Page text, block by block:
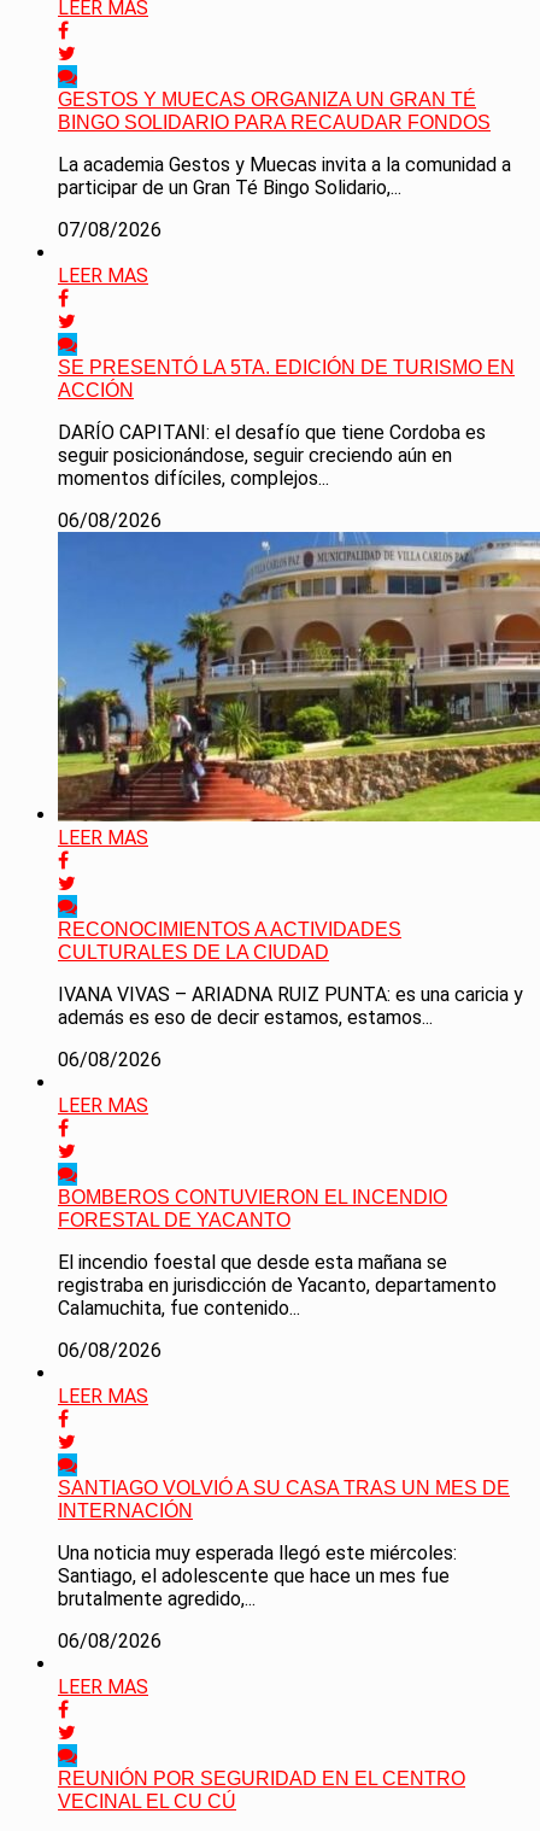
LEER MAS
GESTOS Y MUECAS ORGANIZA UN GRAN TÉ
BINGO SOLIDARIO PARA RECAUDAR FONDOS
La academia Gestos y Muecas invita a la comunidad a
participar de un Gran Té Bingo Solidario,...
07/08/2026
LEER MAS
SE PRESENTÓ LA 5TA. EDICIÓN DE TURISMO EN
ACCIÓN
DARÍO CAPITANI: el desafío que tiene Cordoba es
seguir posicionándose, seguir creciendo aún en
momentos difíciles, complejos...
06/08/2026
LEER MAS
RECONOCIMIENTOS A ACTIVIDADES
CULTURALES DE LA CIUDAD
IVANA VIVAS – ARIADNA RUIZ PUNTA: es una caricia y
además es eso de decir estamos, estamos...
06/08/2026
LEER MAS
BOMBEROS CONTUVIERON EL INCENDIO
FORESTAL DE YACANTO
El incendio foestal que desde esta mañana se
registraba en jurisdicción de Yacanto, departamento
Calamuchita, fue contenido...
06/08/2026
LEER MAS
SANTIAGO VOLVIÓ A SU CASA TRAS UN MES DE
INTERNACIÓN
Una noticia muy esperada llegó este miércoles:
Santiago, el adolescente que hace un mes fue
brutalmente agredido,...
06/08/2026
LEER MAS
REUNIÓN POR SEGURIDAD EN EL CENTRO
VECINAL EL CU CÚ